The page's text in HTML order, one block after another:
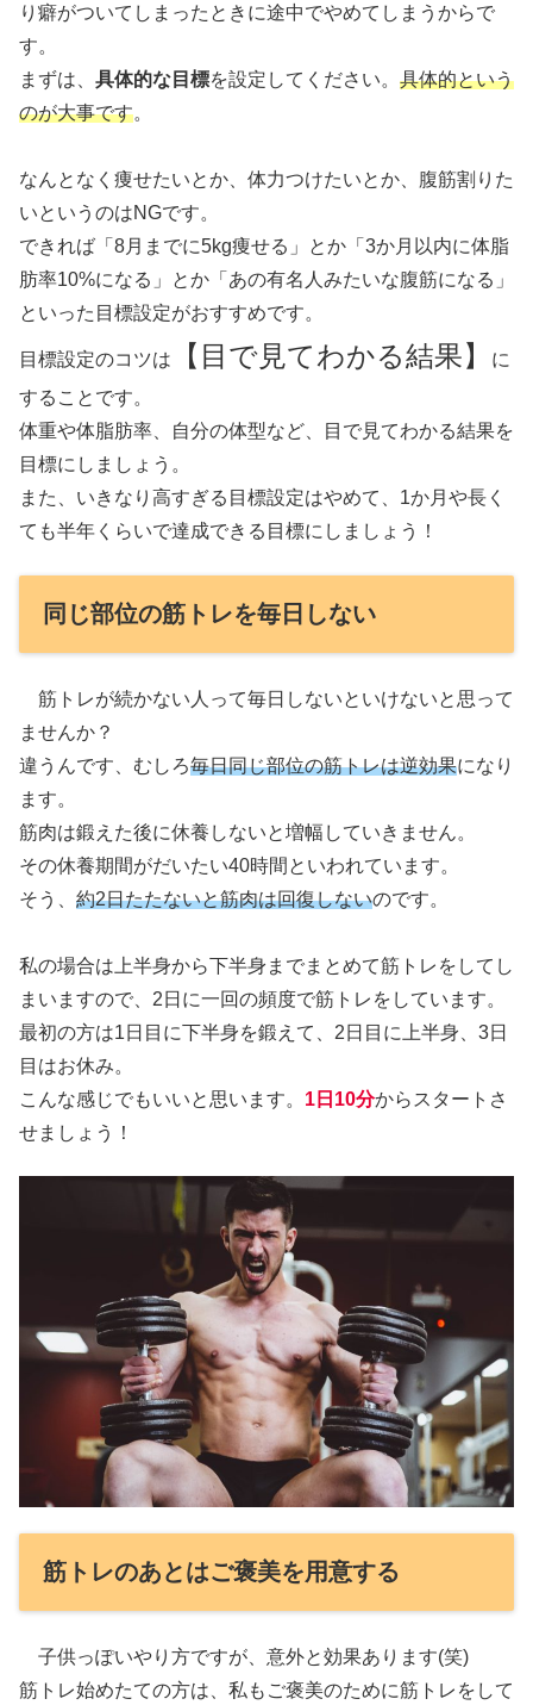
り癖がついてしまったときに途中でやめてしまうからで
す。
まずは、 具体的な目標を設定してください。 具体的という
のが大事です。
なんとなく痩せたいとか、体力つけたいとか、腹筋割りた
いというのはNGです。
できれば「8月までに5kg痩せる」とか「3か月以内に体脂
肪率10%になる」とか「あの有名人みたいな腹筋になる」
といった目標設定がおすすめです。
目標設定のコツは 【目で見てわかる結果】
に
することです。
体重や体脂肪率、自分の体型など、目で見てわかる結果を
目標にしましょう。
また、いきなり高すぎる目標設定はやめて、1か月や長く
ても半年くらいで達成できる目標にしましょう！
同じ部位の筋トレを毎日しない
筋トレが続かない人って毎日しないといけないと思って
ませんか？
違うんです、むしろ毎日同じ部位の筋トレは逆効果になり
ます。
筋肉は鍛えた後に休養しないと増幅していきません。
その休養期間がだいたい40時間といわれています。
そう、 約2日たたないと筋肉は回復しないのです。
私の場合は上半身から下半身までまとめて筋トレをしてし
まいますので、2日に一回の頻度で筋トレをしています。
最初の方は1日目に下半身を鍛えて、2日目に上半身、3日
目はお休み。
こんな感じでもいいと思います。 1日10分からスタートさ
せましょう！
筋トレのあとはご褒美を用意する
子供っぽいやり方ですが、意外と効果あります(笑)
筋トレ始めたての方は、私もご褒美のために筋トレをして